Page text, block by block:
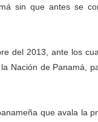
sin que antes se
del 2013, ante los
Nación de Panamá,
que avala la